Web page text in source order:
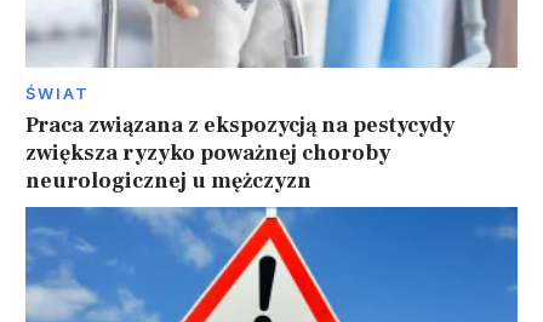
ŚWIAT
Praca związana z ekspozycją na pestycydy
zwiększa ryzyko poważnej choroby
neurologicznej u mężczyzn